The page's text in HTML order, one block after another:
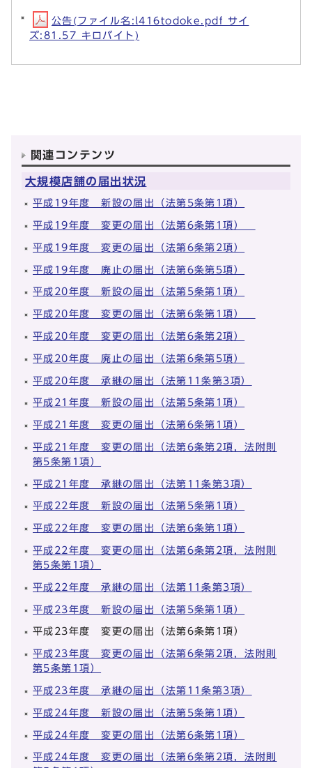
公告(ファイル名:l416todoke.pdf サイ
ズ:81.57 キロバイト)
関連コンテンツ
大規模店舗の届出状況
平成19年度 新設の届出（法第5条第1項）
平成19年度 変更の届出（法第6条第1項）
平成19年度 変更の届出（法第6条第2項）
平成19年度 廃止の届出（法第6条第5項）
平成20年度 新設の届出（法第5条第1項）
平成20年度 変更の届出（法第6条第1項）
平成20年度 変更の届出（法第6条第2項）
平成20年度 廃止の届出（法第6条第5項）
平成20年度 承継の届出（法第11条第3項）
平成21年度 新設の届出（法第5条第1項）
平成21年度 変更の届出（法第6条第1項）
平成21年度 変更の届出（法第6条第2項，法附則
第5条第1項）
平成21年度 承継の届出（法第11条第3項）
平成22年度 新設の届出（法第5条第1項）
平成22年度 変更の届出（法第6条第1項）
平成22年度 変更の届出（法第6条第2項，法附則
第5条第1項）
平成22年度 承継の届出（法第11条第3項）
平成23年度 新設の届出（法第5条第1項）
平成23年度 変更の届出（法第6条第1項）
平成23年度 変更の届出（法第6条第2項，法附則
第5条第1項）
平成23年度 承継の届出（法第11条第3項）
平成24年度 新設の届出（法第5条第1項）
平成24年度 変更の届出（法第6条第1項）
平成24年度 変更の届出（法第6条第2項，法附則